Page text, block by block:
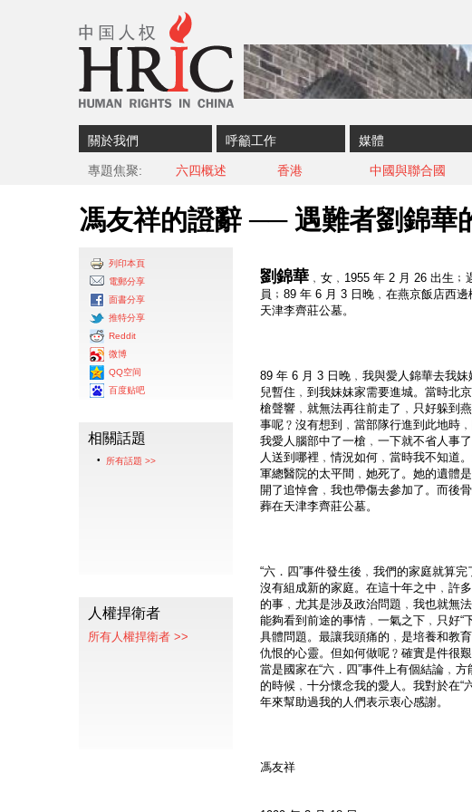
關於我們 呼籲工作 媒體
專題焦聚 六四概述 香港 中國與聯合國
馮友祥的證辭 ── 遇難者劉錦華
列印本頁
電郵分享
面書分享
推特分享
Reddit
微博
QQ空间
百度贴吧
相關話題
所有話題 >>
人權捍衛者
所有人權捍衛者 >>
劉錦華 ﹐女﹐1955 年 2 月 26 出生
員﹔89 年 6 月 3 日晚﹐在燕京飯店西
天津李齊莊公墓。
89 年 6 月 3 日晚﹐我與愛人錦華去我
兒暫住﹐到我妹妹家需要進城。當時北
槍聲響﹐就無法再往前走了﹐只好躲到
事呢﹖沒有想到﹐當部隊行進到此地時
我愛人腦部中了一槍﹐一下就不省人事
人送到哪裡﹐情況如何﹐當時我不知道
軍總醫院的太平間﹐她死了。她的遺體
開了追悼會﹐我也帶傷去參加了。而後
葬在天津李齊莊公墓。
“六．四”事件發生後﹐我們的家庭就算
沒有組成新的家庭。在這十年之中﹐許
的事﹐尤其是涉及政治問題﹐我也就無
能夠看到前途的事情﹐一氣之下﹐只好“
具體問題。最讓我頭痛的﹐是培養和教
仇恨的心靈。但如何做呢﹖確實是件很
當是國家在“六．四”事件上有個結論﹐
的時候﹐十分懷念我的愛人。我對於在“
年來幫助過我的人們表示衷心感謝。
馮友祥